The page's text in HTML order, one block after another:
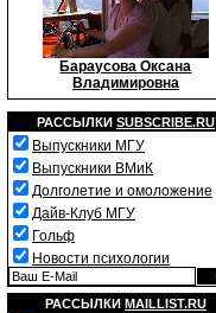
Бараусова Оксана
Владимировна
РАССЫЛКИ SUBSCRIBE.RU
Выпускники МГУ
Выпускники ВМиК
Долголетие и омоложение
Дайв-Клуб МГУ
Гольф
Новости психологии
РАССЫЛКИ MAILLIST.RU